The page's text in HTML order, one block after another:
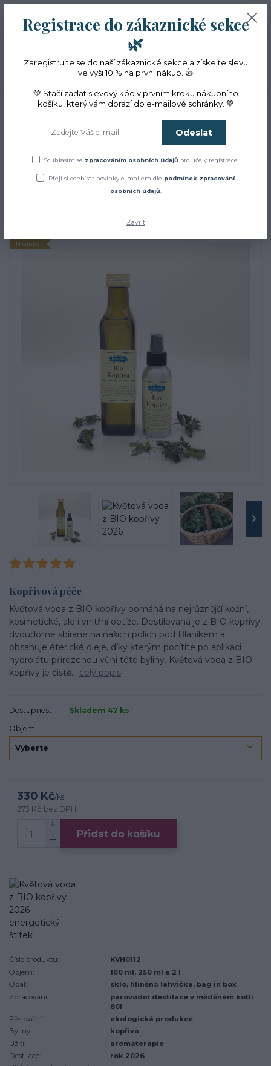
Menu
CZK
Hledat
(Po-Pá, 10-16 hod.)
0ks
0 Kč
Přírodní kosmetika Květové vody – hydroláty
Květová voda z BIO
Květová voda z BIO kopřivy
2026
Novinka
Kopřivová péče
Květová voda z BIO kopřivy pomáhá na nejrůznější kožní,
kosmetické, ale i vnitřní obtíže. Destilovaná je z BIO kopřivy
dvoudomé sbírané na našich polích pod Blaníkem a
obsahuje éterické oleje, díky kterým pocítíte po aplikaci
hydrolátu přirozenou vůni této byliny. Květová voda z BIO
kopřivy je čistě... celý popis
Dostupnost
Skladem 47 ks
Objem
330 Kč/ks
273 Kč bez DPH
Přidat do košíku
Číslo produktu:
KVH0112
Objem:
100 ml, 250 ml a 2 l
Obal:
sklo, hliněná lahvička, bag in box
Zpracování:
parovodní destilace v měděném kotli
80l
Pěstování:
ekologická produkce
Byliny:
kopřiva
Užití:
aromaterapie
Destilace:
rok 2026
Registrace do zákaznické sekce
🌿
Zaregistrujte se do naší zákaznické sekce a získejte slevu
ve výši 10 % na první nákup. 👍
💚 Stačí zadat slevový kód v prvním kroku nákupního
košíku, který vám dorazí do e-mailové schránky. 💚
Odeslat
Souhlasím se zpracováním osobních údajů pro účely registrace.
Přeji si odebírat novinky e-mailem dle podmínek zpracování
osobních údajů
Zavřít